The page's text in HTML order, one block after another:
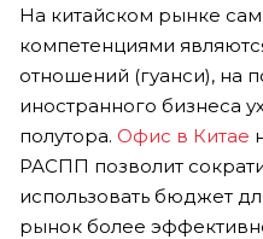
На китайском рынке
компетенциями
отношений (гуанси), на
иностранного бизнеса
полутора. Офис в Китае
РАСПП позволит
использовать бюджет
рынок более